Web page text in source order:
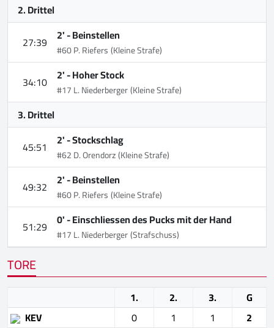
2. Drittel
27:39 2' -Beinstellen
#60 P. Riefers(Kleine Strafe)
34:10 2' -Hoher Stock
#17 L. Niederberger(Kleine Strafe)
3. Drittel
45:51
2' -Stockschlag
#62 D. Orendorz(Kleine Strafe)
49:32 2' -Beinstellen
#60 P. Riefers(Kleine Strafe)
51:29 0' -Einschliessen des Pucks mit der Hand
#17 L. Niederberger(Strafschuss)
TORE
1. 2. 3.
G
KEV
0 1 1
2